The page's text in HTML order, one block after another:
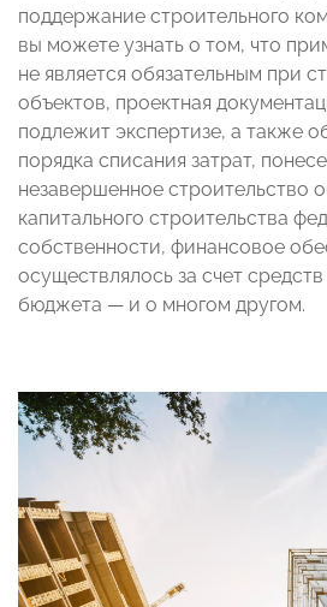
поддержание строительного
вы можете узнать о том, что
не является обязательным при
объектов, проектная
подлежит экспертизе, а также
порядка списания затрат,
незавершенное строительство
капитального строительства
собственности, финансовое
осуществлялось за счет
бюджета — и о многом другом.